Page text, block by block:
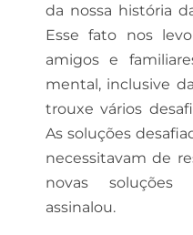
da nossa história
Esse fato nos
amigos e
mental, inclusive
trouxe vários
As soluções
necessitavam de
novas soluções
assinalou.